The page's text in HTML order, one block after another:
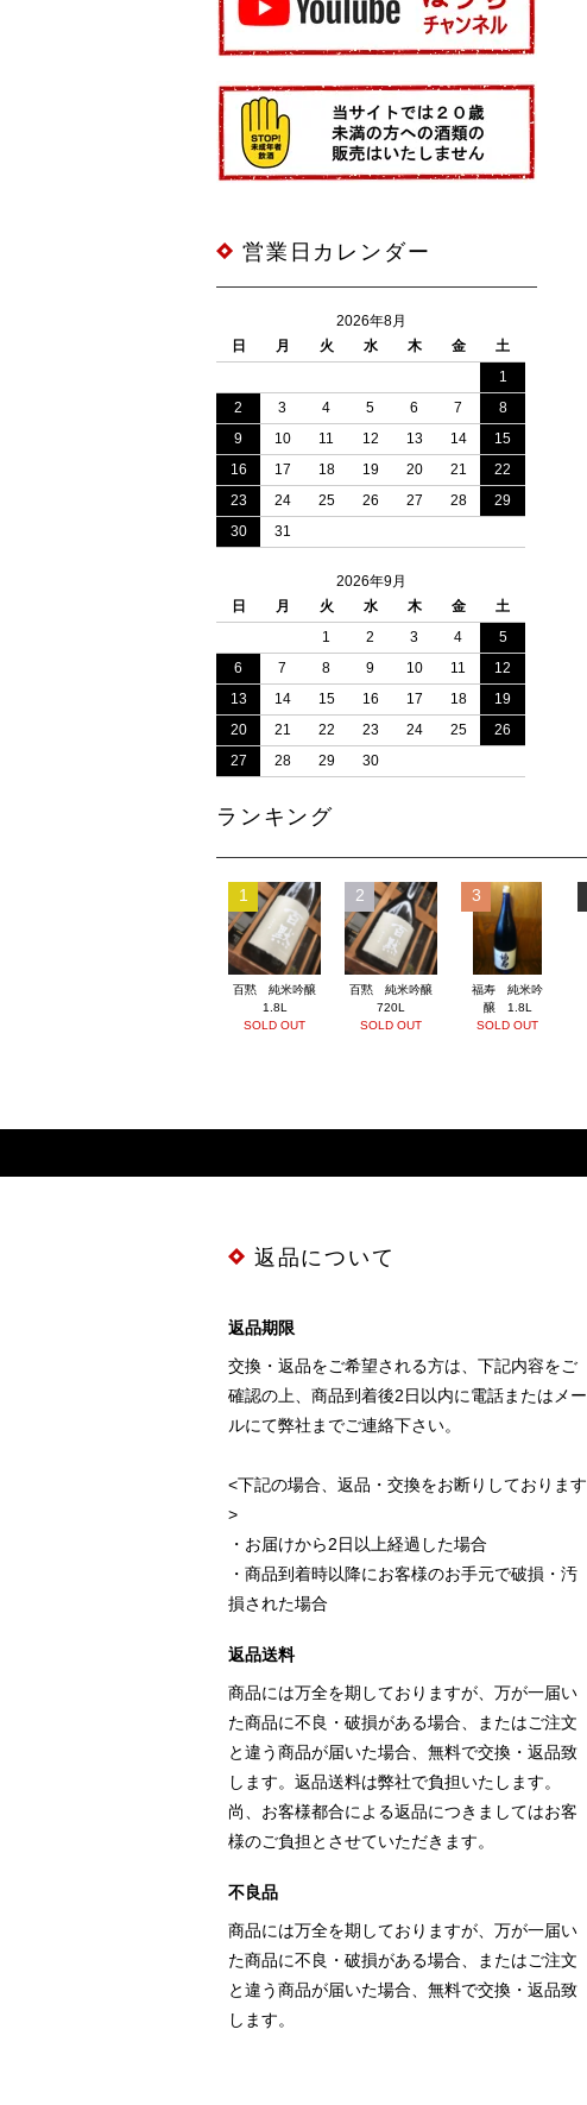
営業日カレンダー
2026年8月
日
月 火 水 木 金
土
1
2
3 4 5 6 7
8
9
10 11 12 13 14
15
16
17 18 19 20 21
22
23
24 25 26 27 28
29
30
31
2026年9月
日
月 火 水 木 金
土
1
2 3 4
5
6
7 8 9 10 11
12
13
14 15 16 17 18
19
20
21 22 23 24 25
26
27
28 29 30
ランキング
1
百黙 純米吟醸
1.8L
SOLD OUT
2
百黙 純米吟醸
720L
SOLD OUT
3
福寿 純米吟
醸 1.8L
SOLD OUT
返品について
返品期限
交換・返品をご希望される方は、下記内容をご
確認の上、商品到着後2日以内に電話またはメー
ルにて弊社までご連絡下さい。
<下記の場合、返品・交換をお断りしております
>
・お届けから2日以上経過した場合
・商品到着時以降にお客様のお手元で破損・汚
損された場合
返品送料
商品には万全を期しておりますが、万が一届い
た商品に不良・破損がある場合、またはご注文
と違う商品が届いた場合、無料で交換・返品致
します。返品送料は弊社で負担いたします。
尚、お客様都合による返品につきましてはお客
様のご負担とさせていただきます。
不良品
商品には万全を期しておりますが、万が一届い
た商品に不良・破損がある場合、またはご注文
と違う商品が届いた場合、無料で交換・返品致
します。